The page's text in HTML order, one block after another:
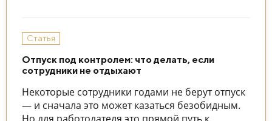
Статья
Отпуск под контролем: что делать, если
сотрудники не отдыхают
Некоторые сотрудники годами не берут отпуск
— и сначала это может казаться безобидным.